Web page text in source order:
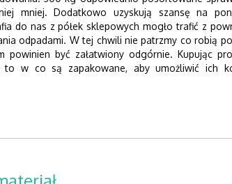
mniej. Dodatkowo uzyskują szansę na
do nas z półek sklepowych mogło trafić z
odpadami. W tej chwili nie patrzmy co robią
powinien być załatwiony odgórnie. Kupując
to w co są zapakowane, aby umożliwić ich